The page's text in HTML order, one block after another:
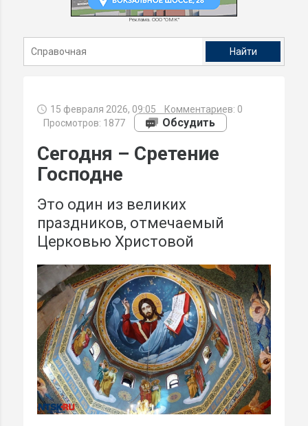
Реклама. ООО "ОМК"
15 февраля 2026, 09:05 Комментариев: 0
Просмотров: 1877
Обсудить
Сегодня – Сретение
Господне
Это один из великих
праздников, отмечаемый
Церковью Христовой